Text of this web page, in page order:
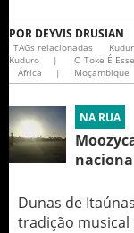
POR DEYVIS DRUSIAN
TAGs relacionadas
Kuduro
| O Toke É
África
| Moçambique
NA RUA
Dunas de
tradição musical